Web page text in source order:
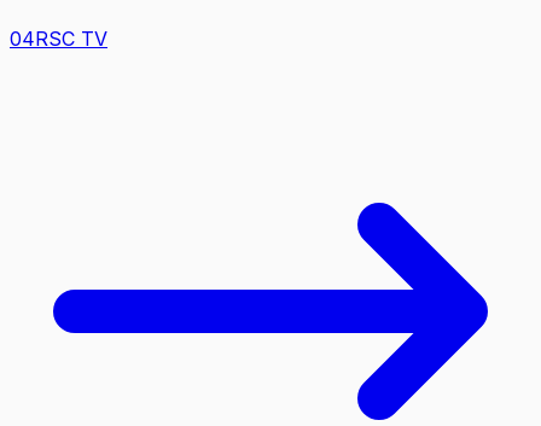
04RSC TV